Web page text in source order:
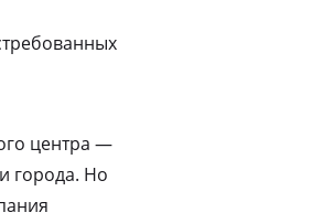
центра —
города. Но